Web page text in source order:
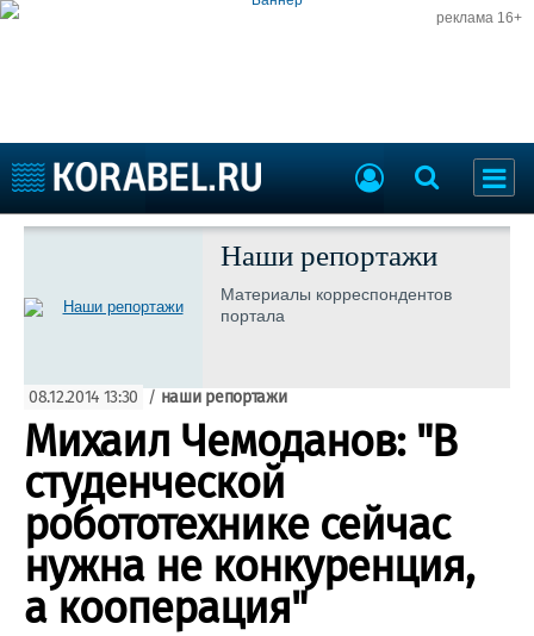
реклама 16+
Судостроение
Пресс-релизы
Образование
Яхты и катера
Еще
Судостроение
Пульс
Новости
Компании
Репутация
Работа
Торговая площадка
Доска объявлений
Продажа флота
Оборудование
Материалы
Наши репортажи
Материалы корреспондентов
портала
08.12.2014 13:30 / наши репортажи
Михаил Чемоданов: "В
студенческой
робототехнике сейчас
нужна не конкуренция,
а кооперация"